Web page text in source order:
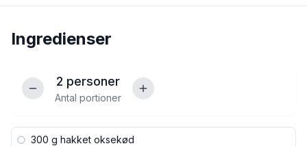
Ingredienser
2 personer
Antal portioner
300 g hakket oksekød